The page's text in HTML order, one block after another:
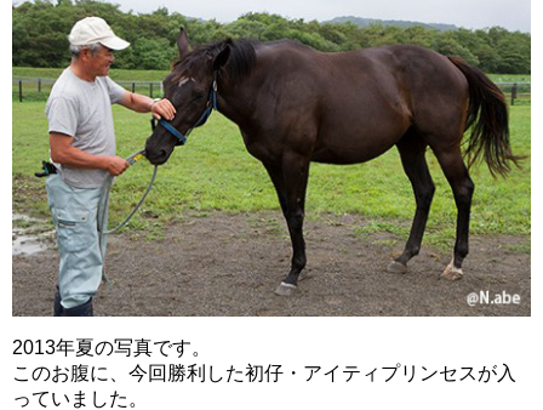
2013年夏の写真です。
このお腹に、今回勝利した初仔・アイティプリンセスが入
っていました。